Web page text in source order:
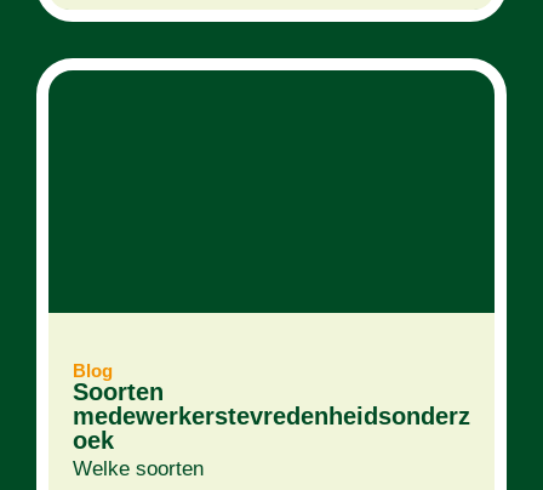
Blog
Soorten
medewerkerstevredenheidsonderz
oek
Welke soorten